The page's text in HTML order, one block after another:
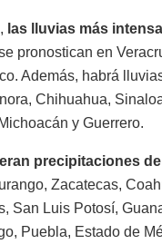
las lluvias más
pronostican en
Además, habrá
Chihuahua,
y Guerrero.
precipitaciones de
Zacatecas,
San Luis Potosí,
Puebla, Estado de